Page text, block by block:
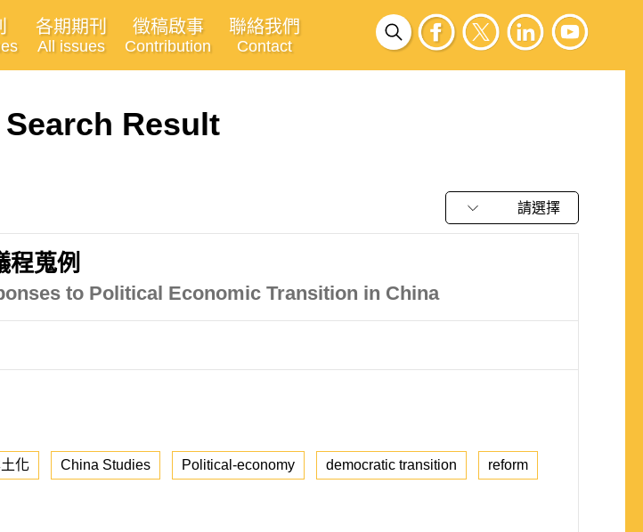
各期期刊
All issues
徵稿啟事
Contribution
聯絡我們
Contact
Search Result
請選擇
程蒐例
to Political Economic Transition in China
化 China Studies Political-economy democratic transition reform